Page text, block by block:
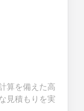
算を備えた高
見積もりを実